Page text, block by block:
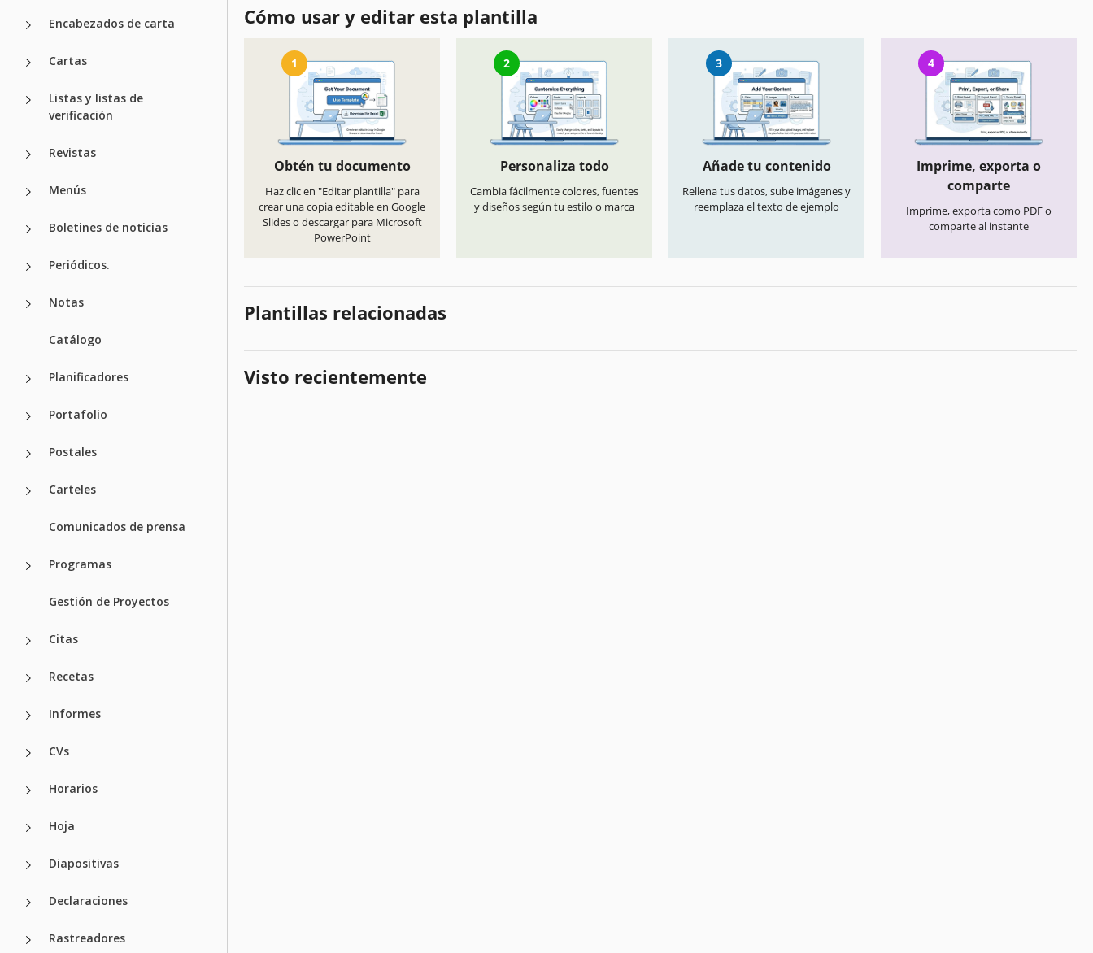
Encabezados de carta
Cartas
Listas y listas de
verificación
Revistas
Menús
Boletines de noticias
Periódicos.
Notas
Catálogo
Planificadores
Portafolio
Postales
Carteles
Comunicados de prensa
Programas
Gestión de Proyectos
Citas
Recetas
Informes
CVs
Horarios
Hoja
Diapositivas
Declaraciones
Rastreadores
Cómo usar y editar esta plantilla
1
Obtén tu documento
Haz clic en "Editar plantilla" para
crear una copia editable en Google
Slides o descargar para Microsoft
PowerPoint
2
Personaliza todo
Cambia fácilmente colores, fuentes
y diseños según tu estilo o marca
3
Añade tu contenido
Rellena tus datos, sube imágenes y
reemplaza el texto de ejemplo
4
Imprime, exporta o
comparte
Imprime, exporta como PDF o
comparte al instante
Plantillas relacionadas
Visto recientemente